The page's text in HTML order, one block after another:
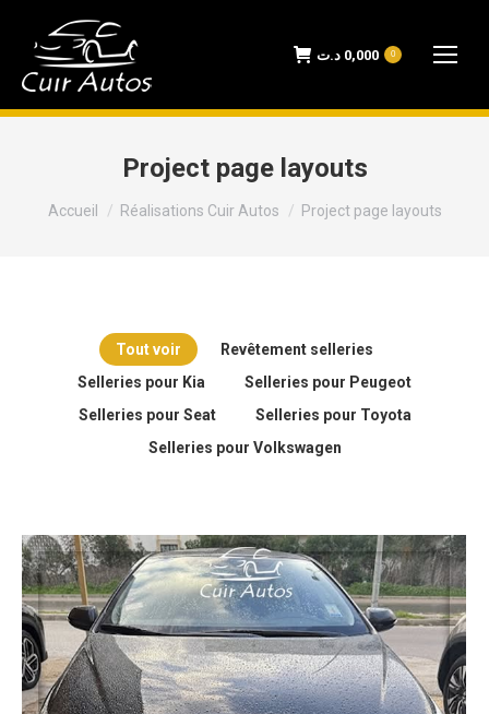
0,000 د.ت 0
Project page layouts
Accueil Réalisations Cuir Autos Project page layouts
Tout voir
Revêtement selleries
Selleries pour Kia
Selleries pour Peugeot
Selleries pour Seat
Selleries pour Toyota
Selleries pour Volkswagen